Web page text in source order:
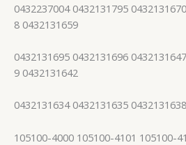
0432237004 0432131795
8 0432131659
0432131695 0432131696
9 0432131642
0432131634 0432131635
105100-4000 105100-4101 105100-